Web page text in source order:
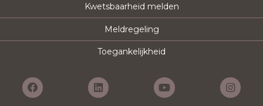
Kwetsbaarheid melden
Meldregeling
Toegankelijkheid